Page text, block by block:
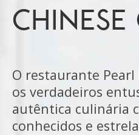
CHINESE
O restaurante
os verdadeiros
autêntica culinária
conhecidos e